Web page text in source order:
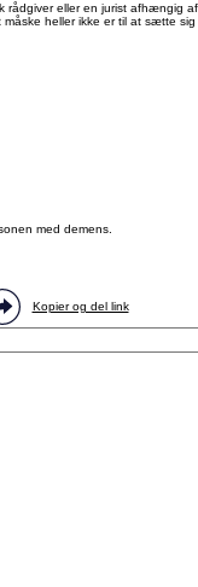
eller en jurist afhængig
heller ikke er til at sætte
med demens.
Kopier og del link